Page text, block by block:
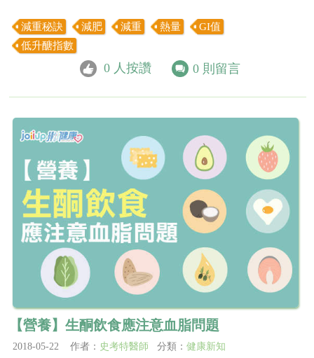
減重秘訣 減肥 減重 熱量
GI值
低升醣指數
0 人按讚 0 則留言
【營養】生酮飲食應注意血脂問題
2018-05-22 作者： 史考特醫師 分類： 健康新知